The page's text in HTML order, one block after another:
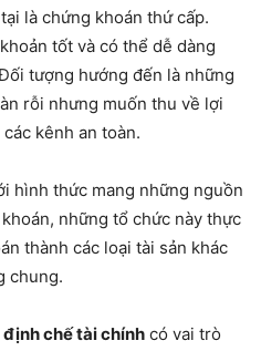
là chứng khoán thứ cấp.
tốt và có thể dễ dàng
tượng hướng đến là những
rỗi nhưng muốn thu về lợi
kênh an toàn.
hình thức mang những nguồn
những tổ chức này thực
thành các loại tài sản khác
chung.
định chế tài chính có vai trò